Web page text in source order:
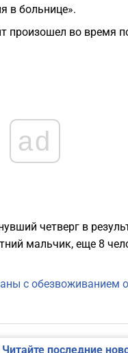
в больнице».
произошел во время
ad
четверг в
мальчик, еще 8
с обезвоживанием
Читайте последние